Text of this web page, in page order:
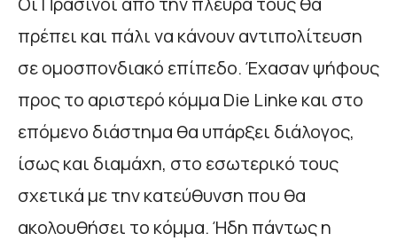
πρέπει και πάλι να κάνουν αντιπολίτευση
σε ομοσπονδιακό επίπεδο. Έχασαν ψήφους
προς το αριστερό κόμμα Die Linke και στο
επόμενο διάστημα θα υπάρξει διάλογος,
ίσως και διαμάχη, στο εσωτερικό τους
σχετικά με την κατεύθυνση που θα
ακολουθήσει το κόμμα. Ήδη πάντως η